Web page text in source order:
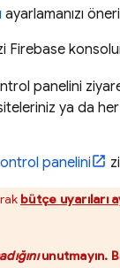
ayarlamanızı
Firebase
panelini
ya da
panelini
bütçe uyarıları
unutmayın.